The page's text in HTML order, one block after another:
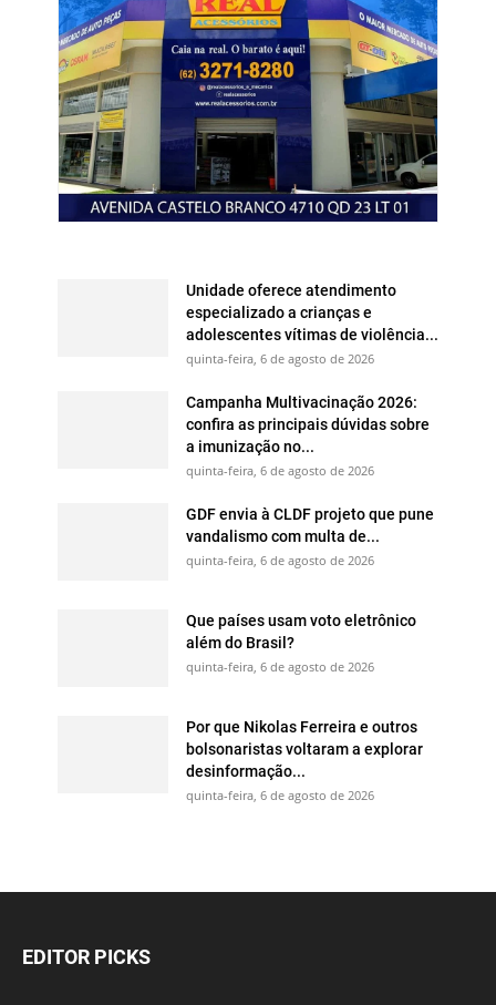
Unidade oferece atendimento
especializado a crianças e
adolescentes vítimas de violência...
quinta-feira, 6 de agosto de 2026
Campanha Multivacinação 2026:
confira as principais dúvidas sobre
a imunização no...
quinta-feira, 6 de agosto de 2026
GDF envia à CLDF projeto que pune
vandalismo com multa de...
quinta-feira, 6 de agosto de 2026
Que países usam voto eletrônico
além do Brasil?
quinta-feira, 6 de agosto de 2026
Por que Nikolas Ferreira e outros
bolsonaristas voltaram a explorar
desinformação...
quinta-feira, 6 de agosto de 2026
EDITOR PICKS